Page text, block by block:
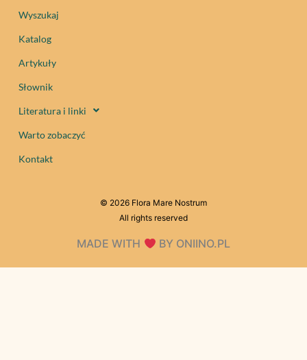
Wyszukaj
Katalog
Artykuły
Słownik
Literatura i linki
Warto zobaczyć
Kontakt
© 2026 Flora Mare Nostrum
All rights reserved
MADE WITH BY ONIINO.PL